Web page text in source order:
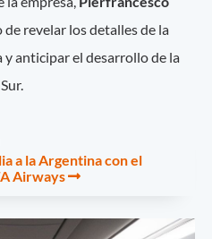
de revelar los detalles de la
anticipar el desarrollo de la
a la Argentina con el
Airways